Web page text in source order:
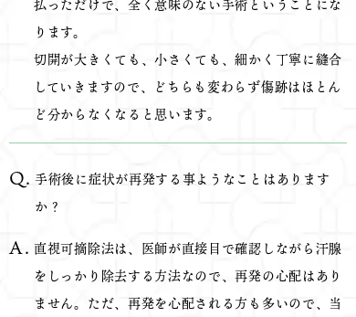
払っただけで、全く意味のない手術ということにな
ります。
切開が大きくても、小さくても、細かく丁寧に縫合
していきますので、どちらも変わらず傷跡はほとん
ど分からなくなると思います。
手術後に症状が再発する事ようなことはあります
か？
直視可摘除法は、医師が直接目で確認しながら汗腺
をしっかり除去する方法なので、再発の心配はあり
ません。ただ、再発を心配される方も多いので、当